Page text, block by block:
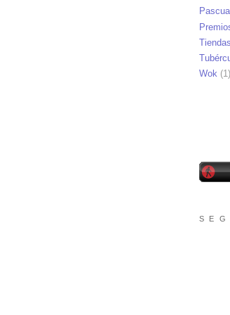
Pascua
Tiendas
Wok (1)
S E G